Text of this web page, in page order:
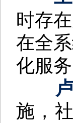
时存
在全
化服
施，